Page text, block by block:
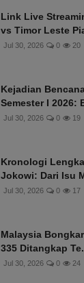
Link Live
vs Timor Leste
Jul 30, 2026 0 20
Kejadian
Semester I 2026:
Jul 30, 2026 0 19
Kronologi
Jokowi: Dari Isu
Jul 30, 2026 0 17
Malaysia
335 Ditangkap
Jul 30, 2026 0 24